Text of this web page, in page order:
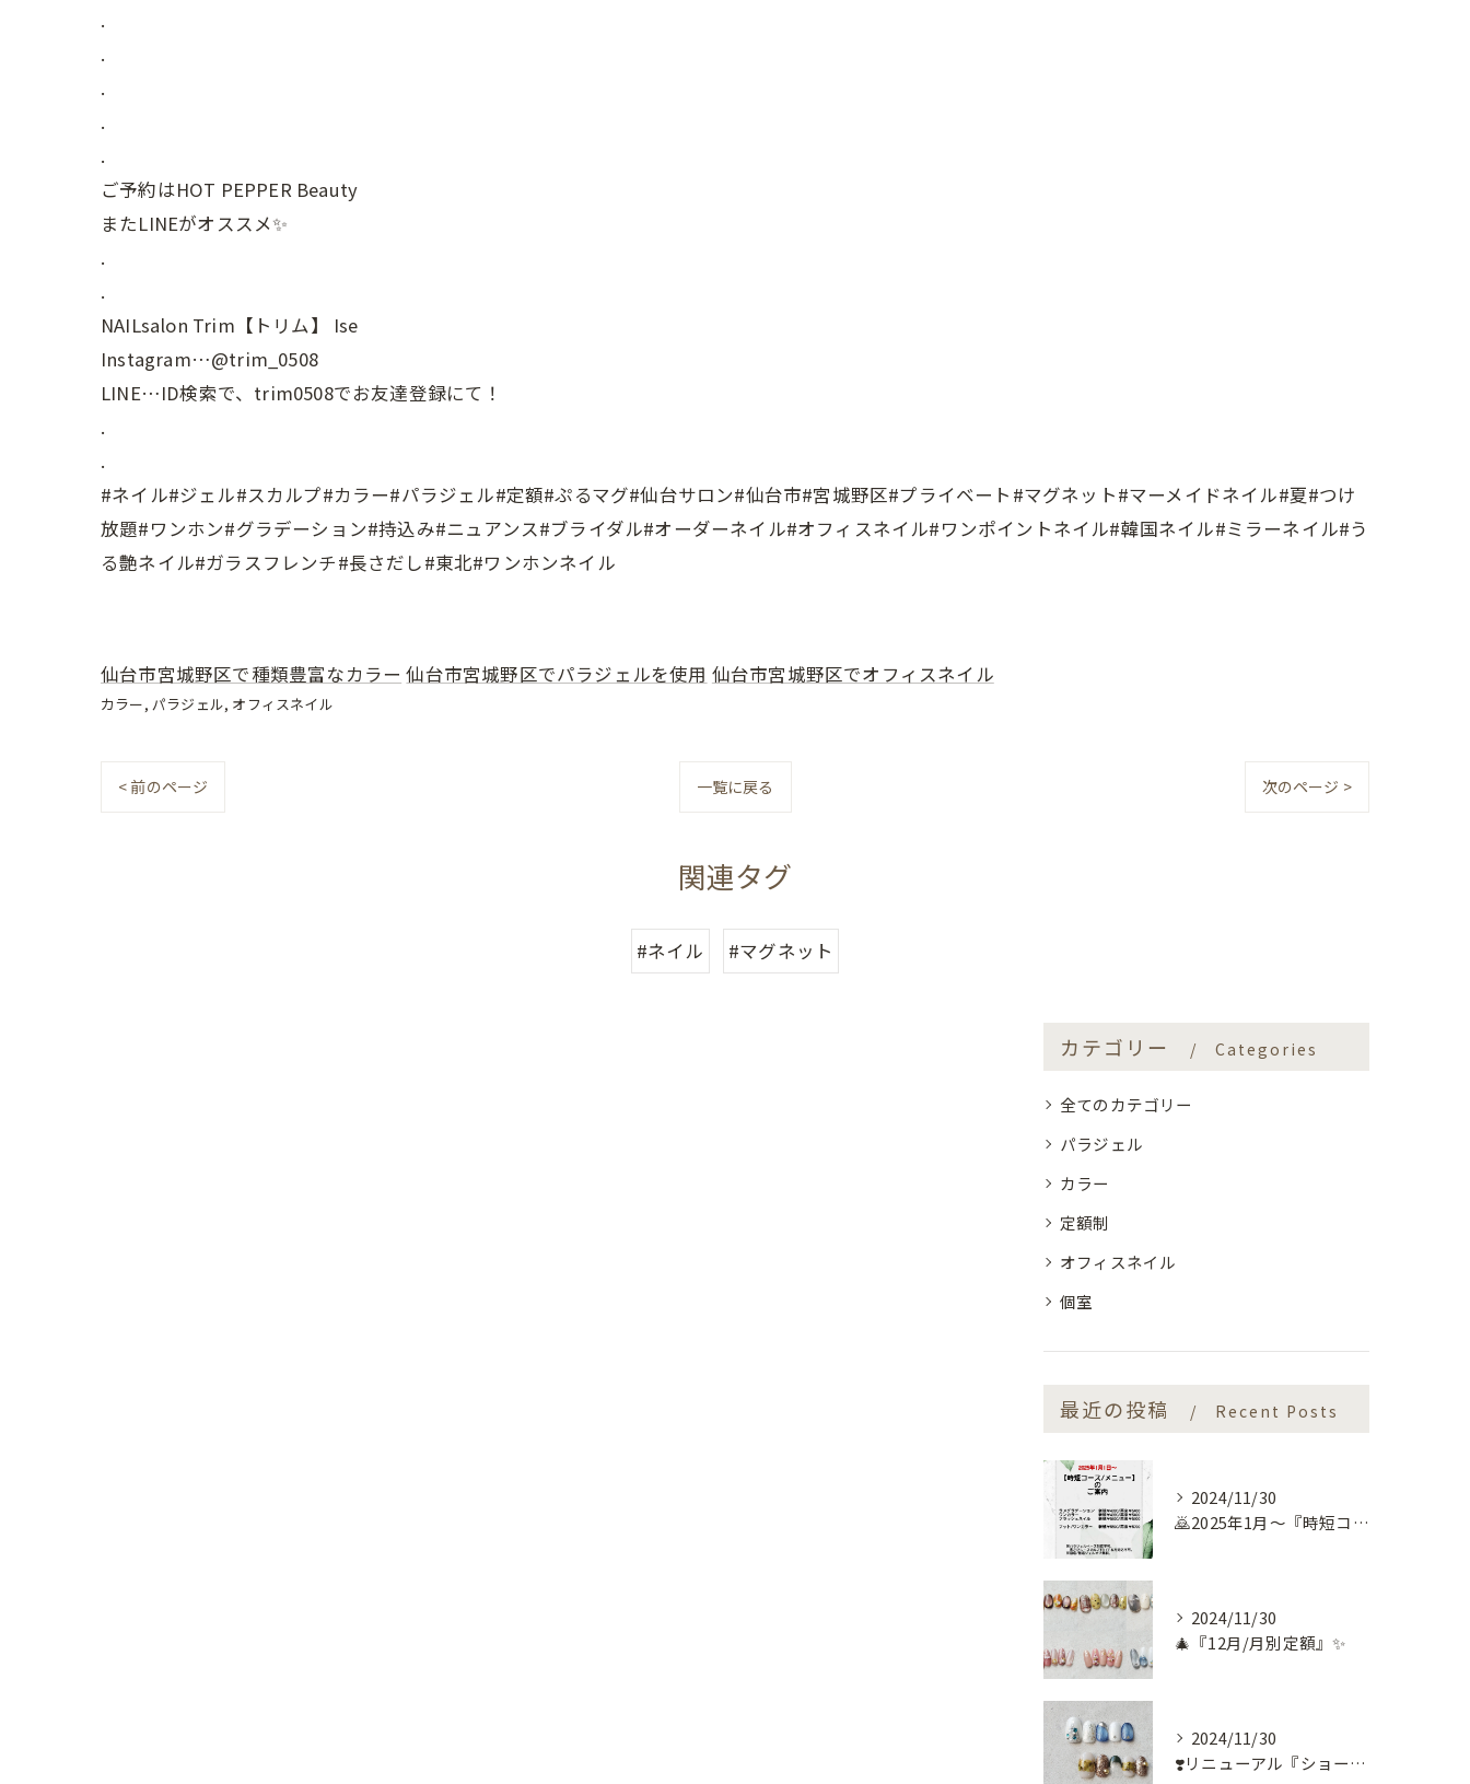
.
.
.
.
.
ご予約はHOT PEPPER Beauty
またLINEがオススメ✨
.
.
NAILsalon Trim【トリム】 Ise
Instagram…@trim_0508
LINE…ID検索で、trim0508でお友達登録にて！
.
.
#ネイル#ジェル#スカルプ#カラー#パラジェル#定額#ぷるマグ#仙台サロン#仙台市#宮城野区#プライベート#マグネット#マーメイドネイル#夏#つけ
放題#ワンホン#グラデーション#持込み#ニュアンス#ブライダル#オーダーネイル#オフィスネイル#ワンポイントネイル#韓国ネイル#ミラーネイル#う
る艶ネイル#ガラスフレンチ#長さだし#東北#ワンホンネイル
仙台市宮城野区で種類豊富なカラー 仙台市宮城野区でパラジェルを使用 仙台市宮城野区でオフィスネイル
カラー パラジェル オフィスネイル
< 前のページ 一覧に戻る 次のページ >
関連タグ
#ネイル #マグネット
カテゴリー Categories
全てのカテゴリー
パラジェル
カラー
定額制
オフィスネイル
個室
最近の投稿 Recent Posts
2024/11/30
🙇2025年1月～『時短コース』のお知らせ🙇
2024/11/30
🎄『12月/月別定額』✨
2024/11/30
❣️リニューアル『ショートネイル定額』❣️